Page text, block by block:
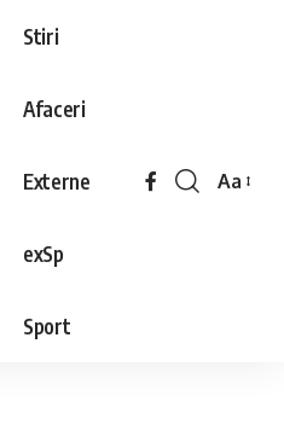
Stiri
Afaceri
Externe
exSp
Sport
Aa